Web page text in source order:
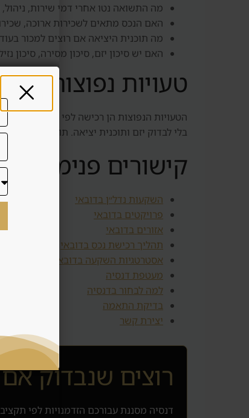
מה התשואה נטו אחרי דמי שירות,
האם הנכס מתאים לשכירות ארוכה,
מה תוכנית היציאה אם רוצים למכור
האם יש סיכון יזם, סיכון מסירה, סיכון
טעויות נפוצות
הטעויות הנפוצות הן רכישה לפי תמונה,
בלי לבדוק יזם ותוכנית יציאה. תוכן איכותי
קישורים פנימיים
השקעות נדל״ן בדובאי
פרויקטים בדובאי
אזורים בדובאי
תהליך רכישת נכס בדובאי
אסטרטגיות השקעה בדובאי
מעטפת דנסיה
למה לבחור בדנסיה
בדיקת התאמה
יצירת קשר
רוצים שנבדוק
דנסיה מסננת עבורכם הזדמנויות לפי